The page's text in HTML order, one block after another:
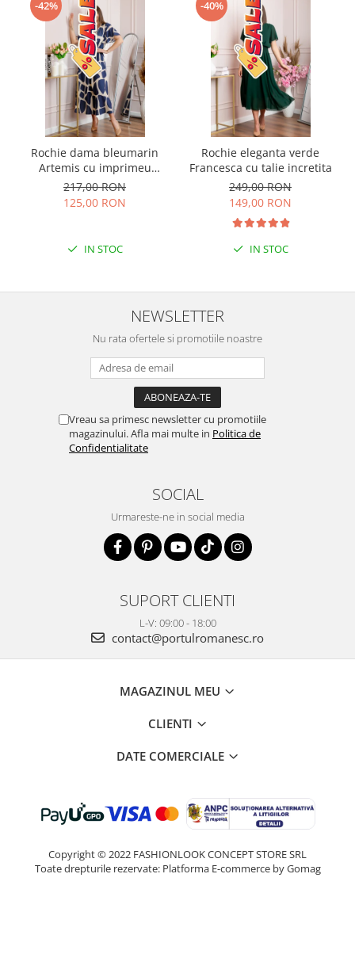
-42%
Rochie dama bleumarin
Artemis cu imprimeu
abstract si cordon in talie
217,00 RON
125,00 RON
IN STOC
-40%
Rochie eleganta verde
Francesca cu talie incretita
249,00 RON
149,00 RON
IN STOC
NEWSLETTER
Nu rata ofertele si promotiile noastre
Vreau sa primesc newsletter cu promotiile
magazinului. Afla mai multe in Politica de
Confidentialitate
SOCIAL
Urmareste-ne in social media
SUPORT CLIENTI
L-V: 09:00 - 18:00
contact@portulromanesc.ro
MAGAZINUL MEU
CLIENTI
DATE COMERCIALE
Copyright © 2022 FASHIONLOOK CONCEPT STORE SRL
Toate drepturile rezervate: Platforma E-commerce by Gomag